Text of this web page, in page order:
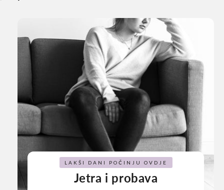
LAKŠI DANI POČINJU OVDJE
Jetra i probava